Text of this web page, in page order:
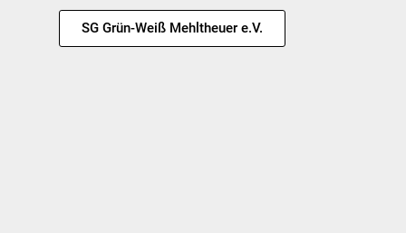
SG Grün-Weiß Mehltheuer e.V.